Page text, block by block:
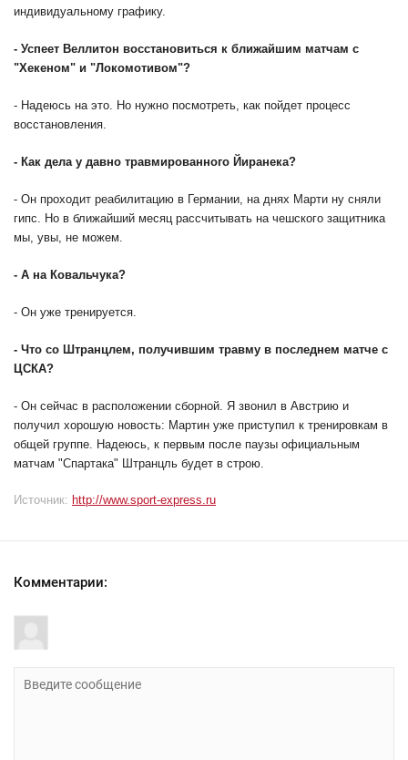
индивидуальному графику.
- Успеет Веллитон восстановиться к ближайшим матчам с
"Хекеном" и "Локомотивом"?
- Надеюсь на это. Но нужно посмотреть, как пойдет процесс
восстановления.
- Как дела у давно травмированного Йиранека?
- Он проходит реабилитацию в Германии, на днях Марти ну сняли
гипс. Но в ближайший месяц рассчитывать на чешского защитника
мы, увы, не можем.
- А на Ковальчука?
- Он уже тренируется.
- Что со Штранцлем, получившим травму в последнем матче с
ЦСКА?
- Он сейчас в расположении сборной. Я звонил в Австрию и
получил хорошую новость: Мартин уже приступил к тренировкам в
общей группе. Надеюсь, к первым после паузы официальным
матчам "Спартака" Штранцль будет в строю.
Источник: http://www.sport-express.ru
Комментарии: